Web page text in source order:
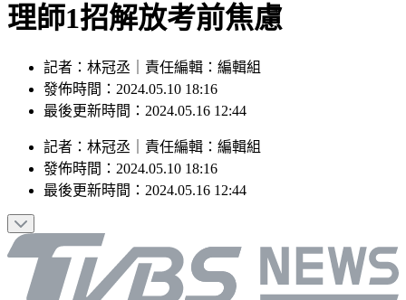
理師1招解放考前焦慮
記者：林冠丞｜責任編輯：編輯組
發佈時間：2024.05.10 18:16
最後更新時間：2024.05.16 12:44
記者 ： 林冠丞 責任編輯 ： 編輯組
發佈時間： 2024.05.10 18:16
最後更新時間： 2024.05.16 12:44